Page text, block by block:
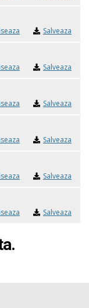
Salveaza
Salveaza
Salveaza
Salveaza
Salveaza
Salveaza